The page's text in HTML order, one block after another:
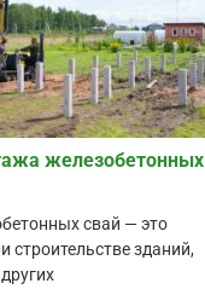
железобетонных
свай — это
строительстве зданий,